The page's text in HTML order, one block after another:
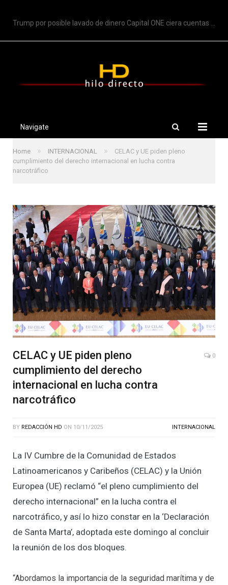
Trump por posible lavado de dinero Capital ONE ciera cuentas de Trump
Navigate
Home » INTERNACIONAL »
CELAC y UE piden pleno
cumplimiento del derecho internacional en lucha contra
narcotráfico
CELAC y UE piden pleno
cumplimiento del derecho
internacional en lucha contra
narcotráfico
0
BY REDACCIÓN HD ON 10/11/2025 INTERNACIONAL
La IV Cumbre de la Comunidad de Estados
Latinoamericanos y Caribeños (CELAC) y la Unión
Europea (UE) reclamó “el pleno cumplimiento del
derecho internacional” en la lucha contra el
narcotráfico, y así lo hizo constar en la ‘Declaración
de Santa Marta’, adoptada este domingo al concluir
la reunión de los dos bloques.
“Abordamos la importancia de la seguridad marítima y de